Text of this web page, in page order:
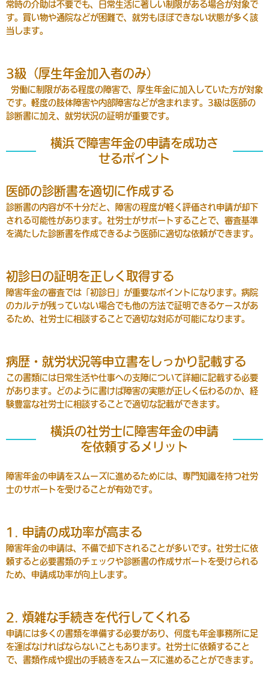
常時の介助は不要でも、日常生活に著しい制限がある場合が対象で
す。買い物や通院などが困難で、就労もほぼできない状態が多く該
当します。
3級（厚生年金加入者のみ）
労働に制限がある程度の障害で、厚生年金に加入していた方が対象
です。軽度の肢体障害や内部障害などが含まれます。3級は医師の
診断書に加え、就労状況の証明が重要です。
横浜で障害年金の申請を成功さ
せるポイント
医師の診断書を適切に作成する
診断書の内容が不十分だと、障害の程度が軽く評価され申請が却下
される可能性があります。社労士がサポートすることで、審査基準
を満たした診断書を作成できるよう医師に適切な依頼ができます。
初診日の証明を正しく取得する
障害年金の審査では「初診日」が重要なポイントになります。病院
のカルテが残っていない場合でも他の方法で証明できるケースがあ
るため、社労士に相談することで適切な対応が可能になります。
病歴・就労状況等申立書をしっかり記載する
この書類には日常生活や仕事への支障について詳細に記載する必要
があります。どのように書けば障害の実態が正しく伝わるのか、経
験豊富な社労士に相談することで適切な記載ができます。
横浜の社労士に障害年金の申請
を依頼するメリット
障害年金の申請をスムーズに進めるためには、専門知識を持つ社労
士のサポートを受けることが有効です。
1. 申請の成功率が高まる
障害年金の申請は、不備で却下されることが多いです。社労士に依
頼すると必要書類のチェックや診断書の作成サポートを受けられる
ため、申請成功率が向上します。
2. 煩雑な手続きを代行してくれる
申請には多くの書類を準備する必要があり、何度も年金事務所に足
を運ばなければならないこともあります。社労士に依頼すること
で、書類作成や提出の手続きをスムーズに進めることができます。